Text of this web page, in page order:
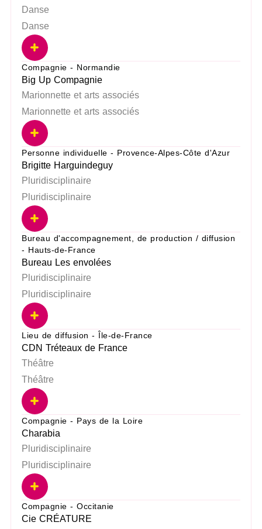
Danse
Danse
Compagnie - Normandie
Big Up Compagnie
Marionnette et arts associés
Marionnette et arts associés
Personne individuelle - Provence-Alpes-Côte d'Azur
Brigitte Harguindeguy
Pluridisciplinaire
Pluridisciplinaire
Bureau d'accompagnement, de production / diffusion
- Hauts-de-France
Bureau Les envolées
Pluridisciplinaire
Pluridisciplinaire
Lieu de diffusion - Île-de-France
CDN Tréteaux de France
Théâtre
Théâtre
Compagnie - Pays de la Loire
Charabia
Pluridisciplinaire
Pluridisciplinaire
Compagnie - Occitanie
Cie CRÉATURE